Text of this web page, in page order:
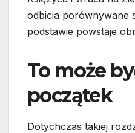
odbicia porównywane
podstawie powstaje
To może
początek
Dotychczas takiej